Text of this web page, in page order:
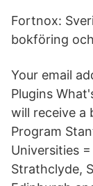
Fortnox:
bokföring och
Your email
Plugins
will receive a
Program
Universities
Strathclyde,